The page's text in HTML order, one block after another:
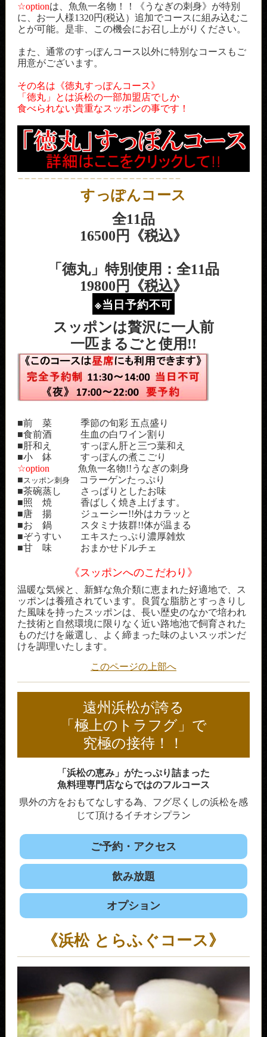
☆optionは、魚魚一名物！！《うなぎの刺身》が特別
に、お一人様1320円(税込）追加でコースに組み込むこ
とが可能。是非、この機会にお召し上がりください。
また、通常のすっぽんコース以外に特別なコースもご
用意がございます。
その名は《徳丸すっぽんコース》
「徳丸」とは浜松の一部加盟店でしか
食べられない貴重なスッポンの事です！
すっぽんコース
全11品
16500円《税込》
「徳丸」特別使用：全11品
19800円《税込》
※当日予約不可
スッポンは贅沢に一人前
一匹まるごと使用!!
■前 菜 季節の旬彩 五点盛り
■食前酒 生血の白ワイン割り
■肝和え すっぽん肝と三つ葉和え
■小 鉢 すっぽんの煮こごり
☆option 魚魚一名物!!うなぎの刺身
■ スッポン刺身コラーゲンたっぷり
■茶碗蒸し さっぱりとしたお味
■照 焼 香ばしく焼き上げます。
■唐 揚 ジューシー!!外はカラッと
■お 鍋 スタミナ抜群!!体が温まる
■ぞうすい エキスたっぷり濃厚雑炊
■甘 味 おまかせドルチェ
《スッポンへのこだわり》
温暖な気候と、新鮮な魚介類に恵まれた好適地で、ス
ッポンは養殖されています。良質な脂肪とすっきりし
た風味を持ったスッポンは、長い歴史のなかで培われ
た技術と自然環境に限りなく近い路地池で飼育された
ものだけを厳選し、よく締まった味のよいスッポンだ
けを調理いたします。
このページの上部へ
遠州浜松が誇る
「極上のトラフグ」で
究極の接待！！
「浜松の恵み」がたっぷり詰まった
魚料理専門店ならではのフルコース
県外の方をおもてなしする為、フグ尽くしの浜松を感
じて頂けるイチオシプラン
ご予約・アクセス
飲み放題
オプション
《浜松 とらふぐコース》